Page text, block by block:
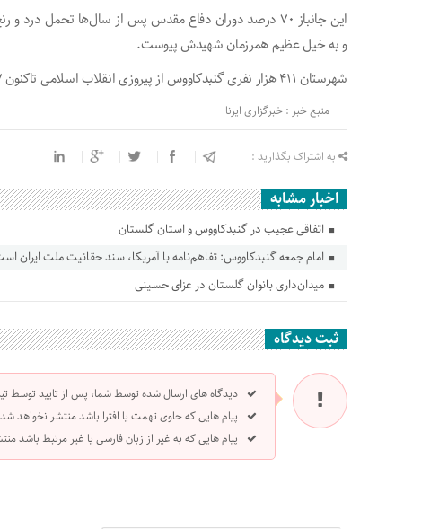
و به خیل عظیم همرزمان شهیدش پیوست.
شهرستان ۴۱۱ هزار نفری گنبدکاووس از پیروزی انقلاب اسلامی تاکنون ۵۱۷ شهید والامقام تقدیم انقلاب اسلامی کرده است.
منبع خبر : خبرگزاری ایرنا
به اشتراک بگذارید :
اخبار مشابه
اتفاقی عجیب در‌ گنبدکاووس و استان گلستان
امام جمعه گنبدکاووس: تفاهم‌نامه با آمریکا، سند حقانیت ملت ایران
میدان‌داری بانوان گلستان در عزای حسینی
ثبت دیدگاه
دیدگاه های ارسال شده توسط شما، پس از تایید
پیام هایی که حاوی تهمت یا افترا باشد منتشر نخواهد
پیام هایی که به غیر از زبان فارسی یا غیر مرتبط باشد